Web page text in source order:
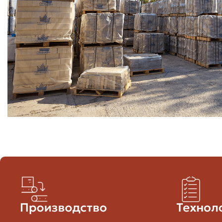
Вибропресс Прессование под давлением с
Автоклавирование
Для силикатного кирпича:
обработка под давлением
Обжиг и режимы
морозостойкость.
Региональные особенности и
Производство